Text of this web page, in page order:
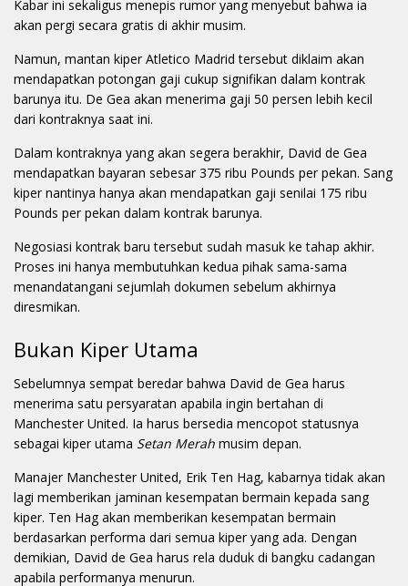
Kabar ini sekaligus menepis rumor yang menyebut bahwa ia
akan pergi secara gratis di akhir musim.
Namun, mantan kiper Atletico Madrid tersebut diklaim akan
mendapatkan potongan gaji cukup signifikan dalam kontrak
barunya itu. De Gea akan menerima gaji 50 persen lebih kecil
dari kontraknya saat ini.
Dalam kontraknya yang akan segera berakhir, David de Gea
mendapatkan bayaran sebesar 375 ribu Pounds per pekan. Sang
kiper nantinya hanya akan mendapatkan gaji senilai 175 ribu
Pounds per pekan dalam kontrak barunya.
Negosiasi kontrak baru tersebut sudah masuk ke tahap akhir.
Proses ini hanya membutuhkan kedua pihak sama-sama
menandatangani sejumlah dokumen sebelum akhirnya
diresmikan.
Bukan Kiper Utama
Sebelumnya sempat beredar bahwa David de Gea harus
menerima satu persyaratan apabila ingin bertahan di
Manchester United. Ia harus bersedia mencopot statusnya
sebagai kiper utama Setan Merah musim depan.
Manajer Manchester United, Erik Ten Hag, kabarnya tidak akan
lagi memberikan jaminan kesempatan bermain kepada sang
kiper. Ten Hag akan memberikan kesempatan bermain
berdasarkan performa dari semua kiper yang ada. Dengan
demikian, David de Gea harus rela duduk di bangku cadangan
apabila performanya menurun.